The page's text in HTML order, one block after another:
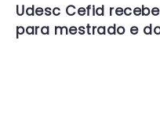
Udesc Cefid
para mestrado e